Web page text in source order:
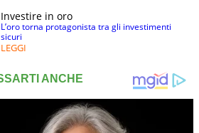
Investire in oro
L’oro torna protagonista tra gli investimenti
sicuri
LEGGI